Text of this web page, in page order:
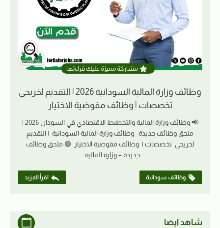
مشاركة مميزة عليك قراءتها
وظائف وزارة المالية السودانية 2026 | التقديم لخريجي
تخصصات | وظائف مفوضية الاختيار
📢 وظائف وزارة المالية والتخطيط الاقتصادي في السودان 2026 |
ملحق وظائف جديدة وظائف وزارة المالية السودانية | التقديم
لخريجي تخصصات | وظائف مفوضية الاختيار 🟢 ملحق وظائف
جديدة – وزارة المالية …
وظائف سودانية اقرأ المزيد
شاهد ايضا